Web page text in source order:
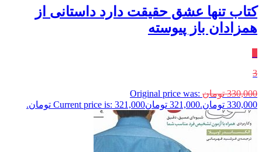
کتاب تنها عشق حقیقت دارد داستانی از
همزادان باز پیوسته
3
330,000 تومان Original price was:
330,000 تومان.
321,000 تومانCurrent price is: 321,000 تومان.